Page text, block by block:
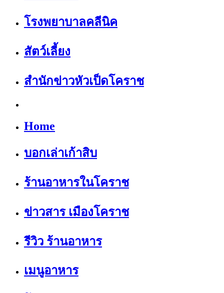
โรงพยาบาลคลีนิค
สัตว์เลี้ยง
สำนักข่าวหัวเป็ดโคราช
Home
บอกเล่าเก้าสิบ
ร้านอาหารในโคราช
ข่าวสาร เมืองโคราช
รีวิว ร้านอาหาร
เมนูอาหาร